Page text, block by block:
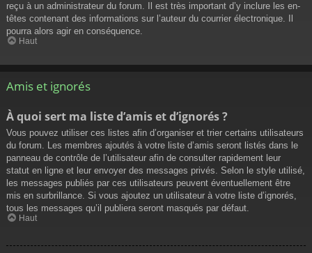
reçu à un administrateur du forum. Il est très important d’y inclure les en-
têtes contenant des informations sur l’auteur du courrier électronique. Il
pourra alors agir en conséquence.
Haut
Amis et ignorés
À quoi sert ma liste d’amis et d’ignorés ?
Vous pouvez utiliser ces listes afin d’organiser et trier certains utilisateurs
du forum. Les membres ajoutés à votre liste d’amis seront listés dans le
panneau de contrôle de l’utilisateur afin de consulter rapidement leur
statut en ligne et leur envoyer des messages privés. Selon le style utilisé,
les messages publiés par ces utilisateurs peuvent éventuellement être
mis en surbrillance. Si vous ajoutez un utilisateur à votre liste d’ignorés,
tous les messages qu’il publiera seront masqués par défaut.
Haut